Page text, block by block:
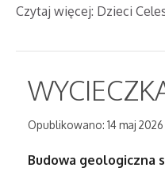
Czytaj więcej: Dzieci
Opublikowano: 14 maj 2026
Budowa geologiczna